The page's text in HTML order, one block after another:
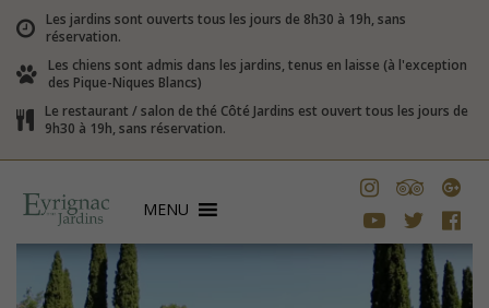
Les jardins sont ouverts tous les jours de 8h30 à 19h, sans
réservation.
Les chiens sont admis dans les jardins, tenus en laisse (à l'exception
des Pique-Niques Blancs)
Le restaurant / salon de thé Côté Jardins est ouvert tous les jours de
9h30 à 19h, sans réservation.
MENU